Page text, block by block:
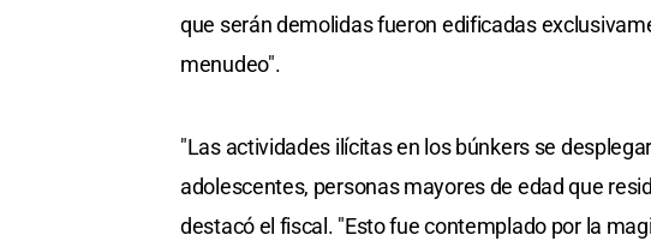
que serán demolidas fueron edificadas
menudeo".
"Las actividades ilícitas en los búnkers se
adolescentes, personas mayores de edad que
destacó el fiscal. "Esto fue contemplado por la